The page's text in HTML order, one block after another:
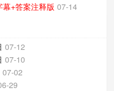
+答案注释版 07-14
07-12
07-10
07-02
29